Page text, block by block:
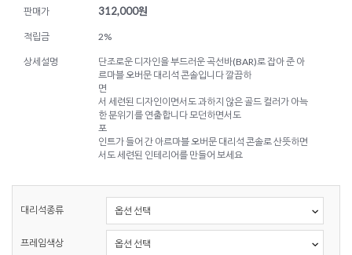
판매가 312,000원
적립금 2%
상세설명
단조로운 디자인을 부드러운 곡선바(BAR)로 잡아 준 아
르마블 오버문 대리석 콘솔입니다 깔끔하
면
서 세련된 디자인이면서도 과하지 않은 골드 컬러가 아늑
한 분위기를 연출합니다 모던하면서도
포
인트가 들어 간 아르마블 오버문 대리석 콘솔로 산뜻하면
서도 세련된 인테리어를 만들어 보세요
대리석종류
프레임색상